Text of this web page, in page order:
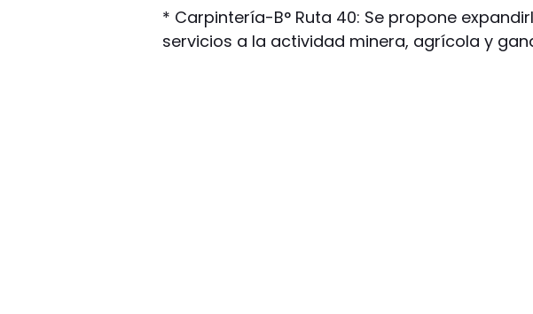
* Carpintería-B° Ruta 40: Se propone
servicios a la actividad minera, agrícola y